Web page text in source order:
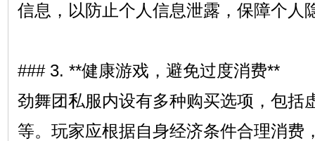
信息，以防止个人信息泄露，保障个人
### 3. **健康游戏，避免过度消费**
劲舞团私服内设有多种购买选项，包括
等。玩家应根据自身经济条件合理消费